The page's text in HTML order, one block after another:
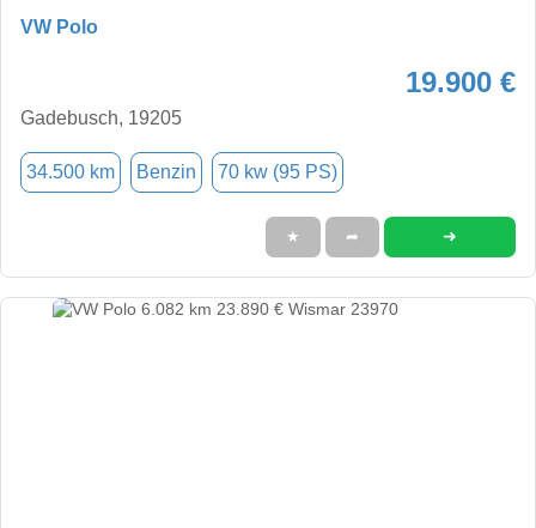
VW Polo
19.900 €
Gadebusch, 19205
34.500 km Benzin 70 kw (95 PS)
★ ➦ ➜